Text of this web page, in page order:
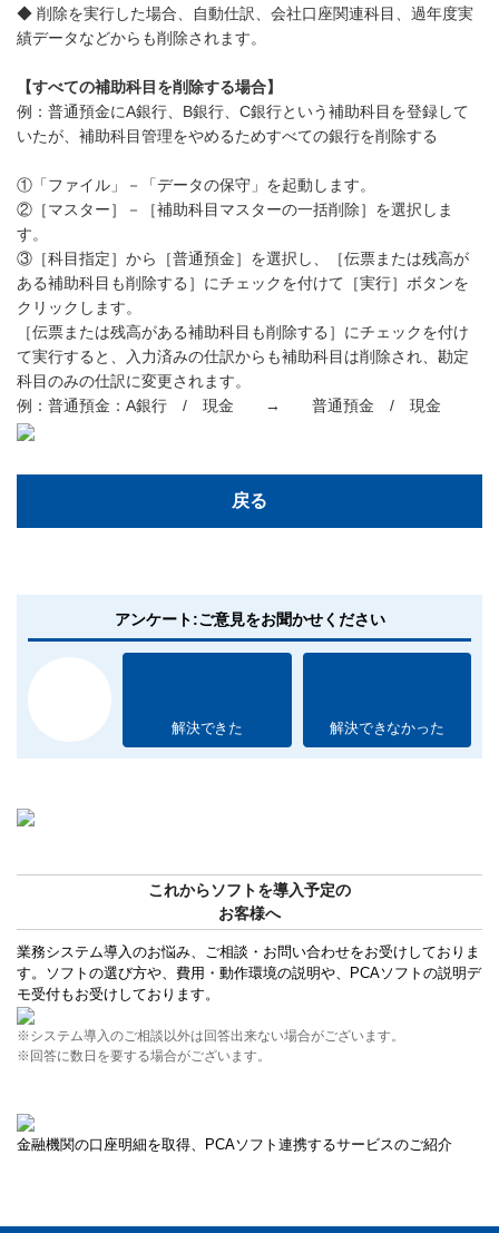
◆ 削除を実行した場合、自動仕訳、会社口座関連科目、過年度実
績データなどからも削除されます。
【すべての補助科目を削除する場合】
例：普通預金にA銀行、B銀行、C銀行という補助科目を登録して
いたが、補助科目管理をやめるためすべての銀行を削除する
①「ファイル」－「データの保守」を起動します。
②［マスター］－［補助科目マスターの一括削除］を選択しま
す。
③［科目指定］から［普通預金］を選択し、［伝票または残高が
ある補助科目も削除する］にチェックを付けて［実行］ボタンを
クリックします。
［伝票または残高がある補助科目も削除する］にチェックを付け
て実行すると、入力済みの仕訳からも補助科目は削除され、勘定
科目のみの仕訳に変更されます。
例：普通預金：A銀行 / 現金 → 普通預金 / 現金
戻る
アンケート:ご意見をお聞かせください
解決できた 解決できなかった
これからソフトを導入予定の
お客様へ
業務システム導入のお悩み、ご相談・お問い合わせをお受けしておりま
す。ソフトの選び方や、費用・動作環境の説明や、PCAソフトの説明デ
モ受付もお受けしております。
※システム導入のご相談以外は回答出来ない場合がございます。
※回答に数日を要する場合がございます。
金融機関の口座明細を取得、PCAソフト連携するサービスのご紹介